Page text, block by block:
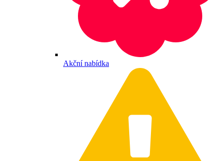
Akční nabídka